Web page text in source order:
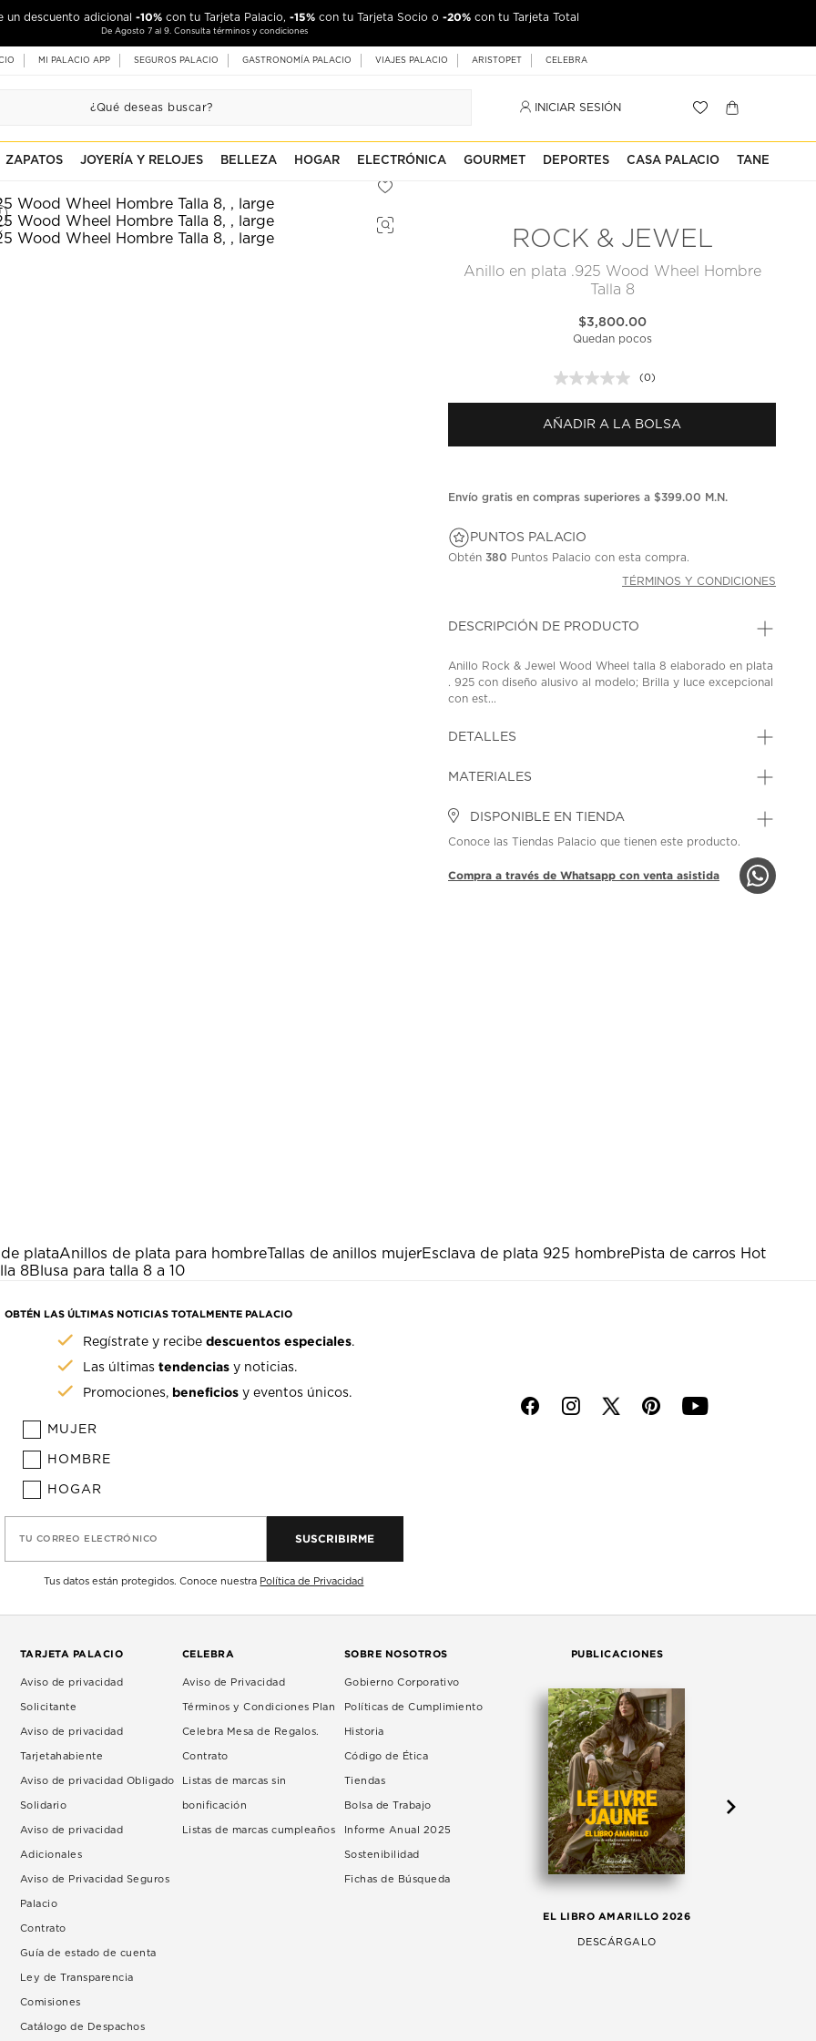
un descuento adicional -10% con tu Tarjeta Palacio, -15% con tu Tarjeta Socio o -20% con tu Tarjeta Total
De Agosto 7 al 9. Consulta términos y condiciones
MI PALACIO APP SEGUROS PALACIO GASTRONOMÍA PALACIO VIAJES PALACIO ARISTOPET CELEBRA
INICIAR SESIÓN
ZAPATOS JOYERÍA Y RELOJES BELLEZA HOGAR ELECTRÓNICA GOURMET DEPORTES CASA PALACIO TANE
ROCK & JEWEL
Anillo en plata .925 Wood Wheel Hombre
Talla 8
$3,800.00
Quedan pocos
Sin
puntuación.
en
la
(0)
AÑADIR A LA BOLSA
Envío gratis en compras superiores a $399.00 M.N.
PUNTOS PALACIO
Obtén380 Puntos Palacio con esta compra.
TÉRMINOS Y CONDICIONES
DESCRIPCIÓN DE PRODUCTO
Anillo Rock & Jewel Wood Wheel talla 8 elaborado en plata
. 925 con diseño alusivo al modelo; Brilla y luce excepcional
con est...
DETALLES
MATERIALES
DISPONIBLE EN TIENDA
Conoce las Tiendas Palacio que tienen este producto.
Compra a través de Whatsapp con venta asistida
plataAnillos de plata para hombreTallas de anillos mujerEsclava de plata 925 hombrePista de carros Hot
8Blusa para talla 8 a 10
OBTÉN LAS ÚLTIMAS NOTICIAS TOTALMENTE PALACIO
Regístrate y recibedescuentos especiales.
Las últimastendencias y noticias.
Promociones, beneficios y eventos únicos.
MUJER
HOMBRE
HOGAR
TU CORREO ELECTRÓNICO SUSCRIBIRME
Tus datos están protegidos. Conoce nuestra Política de Privacidad
f i p y
TARJETA PALACIO
Aviso de privacidad
Solicitante
Aviso de privacidad
Tarjetahabiente
Aviso de privacidad Obligado
Solidario
Aviso de privacidad
Adicionales
Aviso de Privacidad Seguros
Palacio
Contrato
Guía de estado de cuenta
Ley de Transparencia
Comisiones
Catálogo de Despachos
CELEBRA
Aviso de Privacidad
Términos y Condiciones Plan
Celebra Mesa de Regalos.
Contrato
Listas de marcas sin
bonificación
Listas de marcas cumpleaños
SOBRE NOSOTROS
Gobierno Corporativo
Políticas de Cumplimiento
Historia
Código de Ética
Tiendas
Bolsa de Trabajo
Informe Anual 2025
Sostenibilidad
Fichas de Búsqueda
PUBLICACIONES
EL LIBRO AMARILLO 2026
DESCÁRGALO